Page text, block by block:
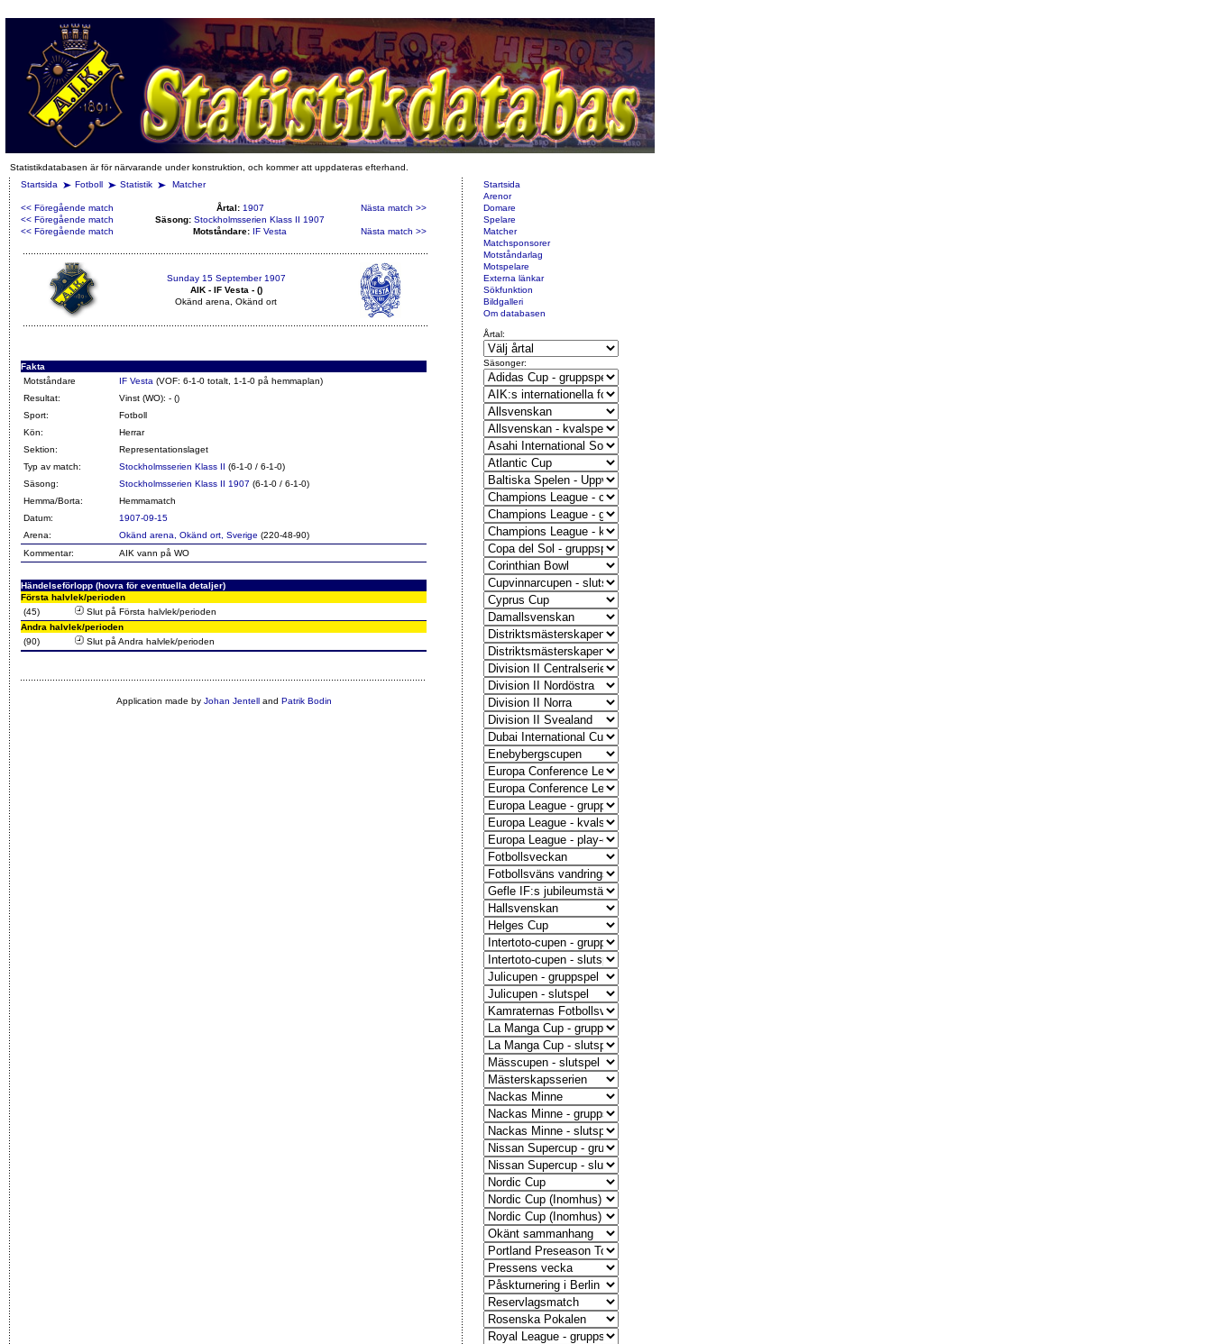
Statistikdatabasen är för närvarande under konstruktion, och kommer att uppdateras efterhand.
Startsida
Fotboll Statistik Matcher
<< Föregående match Årtal: 1907
Nästa match >>
<< Föregående match
Säsong: Stockholmsserien Klass II 1907
<< Föregående match
Motståndare: IF Vesta Nästa match >>
Sunday 15 September 1907
AIK - IF Vesta - ()
Okänd arena, Okänd ort
Fakta
Motståndare
IF Vesta (VOF: 6-1-0 totalt, 1-1-0 på hemmaplan)
Resultat:
Vinst (WO): - ()
Sport:
Fotboll
Kön:
Herrar
Sektion:
Representationslaget
Typ av match:
Stockholmsserien Klass II (6-1-0 / 6-1-0)
Säsong:
Stockholmsserien Klass II 1907 (6-1-0 / 6-1-0)
Hemma/Borta:
Hemmamatch
Datum:
1907-09-15
Arena:
Okänd arena, Okänd ort, Sverige (220-48-90)
Kommentar:
AIK vann på WO
Händelseförlopp (hovra för eventuella detaljer)
Första halvlek/perioden
(45)
Slut på Första halvlek/perioden
Andra halvlek/perioden
(90)
Slut på Andra halvlek/perioden
Application made by Johan Jentelland Patrik Bodin
Startsida
Arenor
Domare
Spelare
Matcher
Matchsponsorer
Motståndarlag
Motspelare
Externa länkar
Sökfunktion
Bildgalleri
Om databasen
Årtal:
Säsonger: